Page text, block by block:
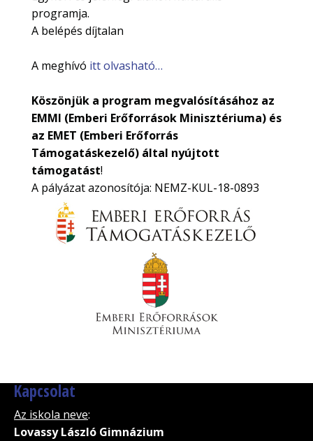
programja.
A belépés díjtalan
A meghívó itt olvasható…
Köszönjük a program megvalósításához az
EMMI (Emberi Erőforrások Minisztériuma) és
az EMET (Emberi Erőforrás
Támogatáskezelő) által nyújtott
támogatást!
A pályázat azonosítója: NEMZ-KUL-18-0893
Kapcsolat
Az iskola neve:
Lovassy László Gimnázium